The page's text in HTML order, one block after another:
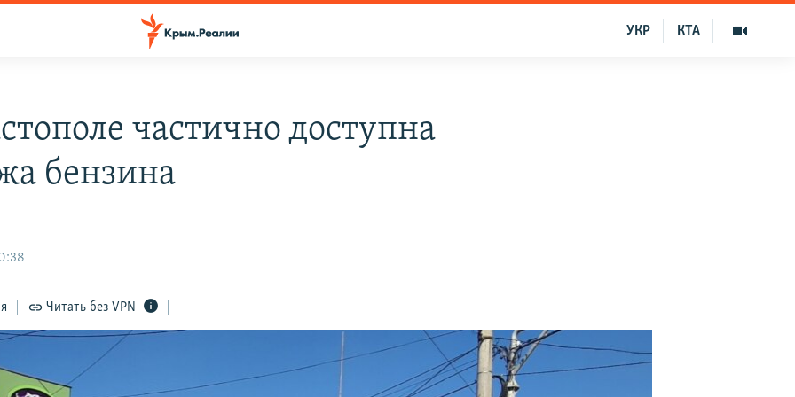
КТА
УКР
частично доступна
бензина
Читать без VPN